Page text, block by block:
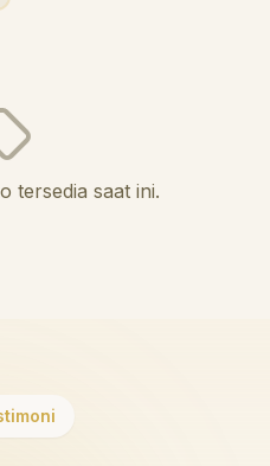
tersedia saat ini.